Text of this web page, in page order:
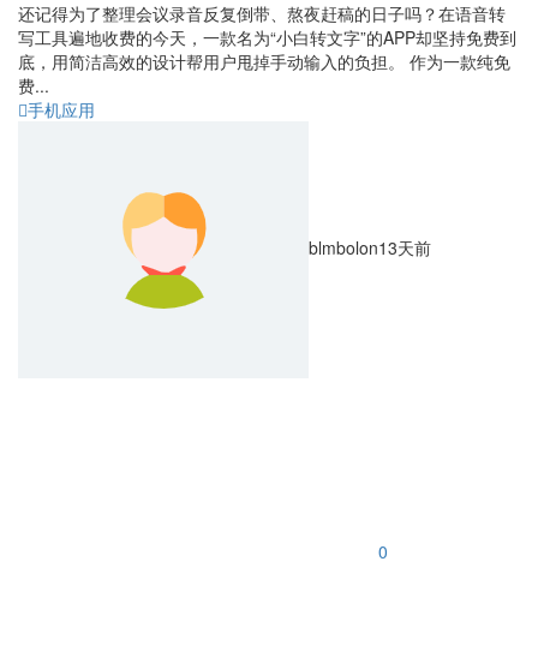
还记得为了整理会议录音反复倒带、熬夜赶稿的日子吗？在语音转
写工具遍地收费的今天，一款名为“小白转文字”的APP却坚持免费到
底，用简洁高效的设计帮用户甩掉手动输入的负担。 作为一款纯免
费...
手机应用
blmbolon13天前
0